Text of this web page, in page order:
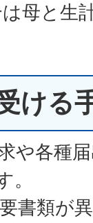
母と生
ける
や各種
書類が